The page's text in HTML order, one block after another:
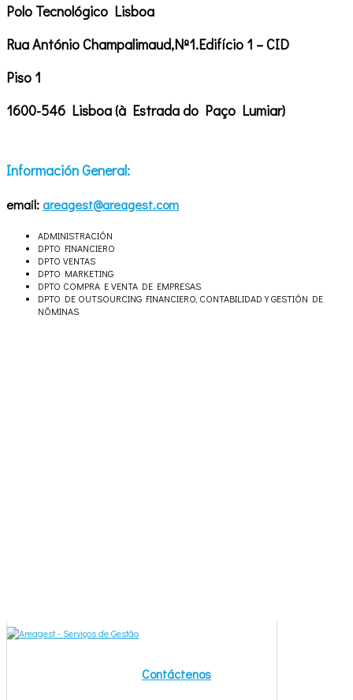
Polo Tecnológico Lisboa
Rua António Champalimaud,Nº1.Edifício 1 – CID
Piso 1
1600-546 Lisboa (à Estrada do Paço Lumiar)
Información General:
email:areagest@areagest.com
ADMINISTRACIÓN
DPTO FINANCIERO
DPTO VENTAS
DPTO MARKETING
DPTO COMPRA E VENTA DE EMPRESAS
DPTO DE OUTSOURCING FINANCIERO, CONTABILIDAD Y GESTIÓN DE
NÓMINAS
Contáctenos